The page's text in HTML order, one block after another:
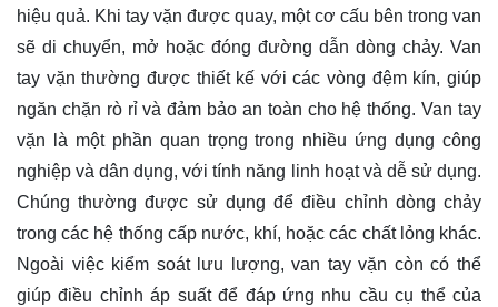
hiệu quả. Khi tay vặn được quay, một cơ cấu bên trong van
sẽ di chuyển, mở hoặc đóng đường dẫn dòng chảy. Van
tay vặn thường được thiết kế với các vòng đệm kín, giúp
ngăn chặn rò rỉ và đảm bảo an toàn cho hệ thống. Van tay
vặn là một phần quan trọng trong nhiều ứng dụng công
nghiệp và dân dụng, với tính năng linh hoạt và dễ sử dụng.
Chúng thường được sử dụng để điều chỉnh dòng chảy
trong các hệ thống cấp nước, khí, hoặc các chất lỏng khác.
Ngoài việc kiểm soát lưu lượng, van tay vặn còn có thể
giúp điều chỉnh áp suất để đáp ứng nhu cầu cụ thể của